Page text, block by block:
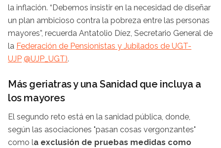
la inflación. “Debemos insistir en la necesidad de diseñar
un plan ambicioso contra la pobreza entre las personas
mayores”, recuerda Antatolio Díez, Secretario General de
la Federación de Pensionistas y Jubilados de UGT-
UJP @UJP_UGT).
Más geriatras y una Sanidad que incluya a
los mayores
El segundo reto está en la sanidad pública, donde,
según las asociaciones "pasan cosas vergonzantes"
como la exclusión de pruebas medidas como